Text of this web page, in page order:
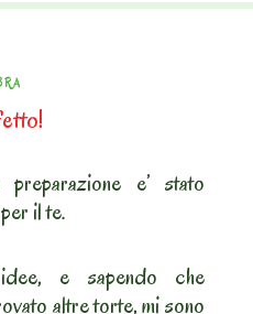
e’ stato
il te.
e sapendo che
altre torte, mi sono